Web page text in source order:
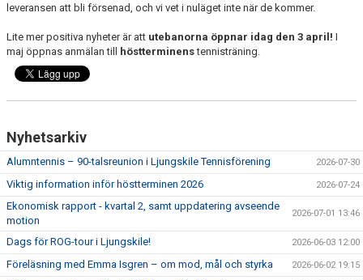
leveransen att bli försenad, och vi vet i nuläget inte när de kommer.
Lite mer positiva nyheter är att utebanorna öppnar idag den 3 april! I
maj öppnas anmälan till
höstterminenstennisträning.
Nyhetsarkiv
Alumntennis – 90-talsreunion i Ljungskile Tennisförening 2026-07-30
Viktig information inför höstterminen 2026 2026-07-24
Ekonomisk rapport - kvartal 2, samt uppdatering avseende
motion
2026-07-01 13:46
Dags för ROG-tour i Ljungskile! 2026-06-03 12:00
Föreläsning med Emma Isgren – om mod, mål och styrka 2026-06-02 19:15